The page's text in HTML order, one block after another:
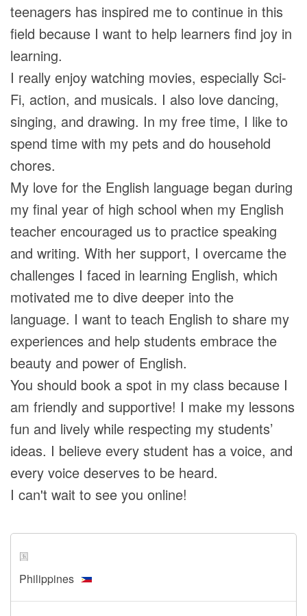
teenagers has inspired me to continue in this
field because I want to help learners find joy in
learning.
I really enjoy watching movies, especially Sci-
Fi, action, and musicals. I also love dancing,
singing, and drawing. In my free time, I like to
spend time with my pets and do household
chores.
My love for the English language began during
my final year of high school when my English
teacher encouraged us to practice speaking
and writing. With her support, I overcame the
challenges I faced in learning English, which
motivated me to dive deeper into the
language. I want to teach English to share my
experiences and help students embrace the
beauty and power of English.
You should book a spot in my class because I
am friendly and supportive! I make my lessons
fun and lively while respecting my students’
ideas. I believe every student has a voice, and
every voice deserves to be heard.
I can't wait to see you online!
国
Philippines